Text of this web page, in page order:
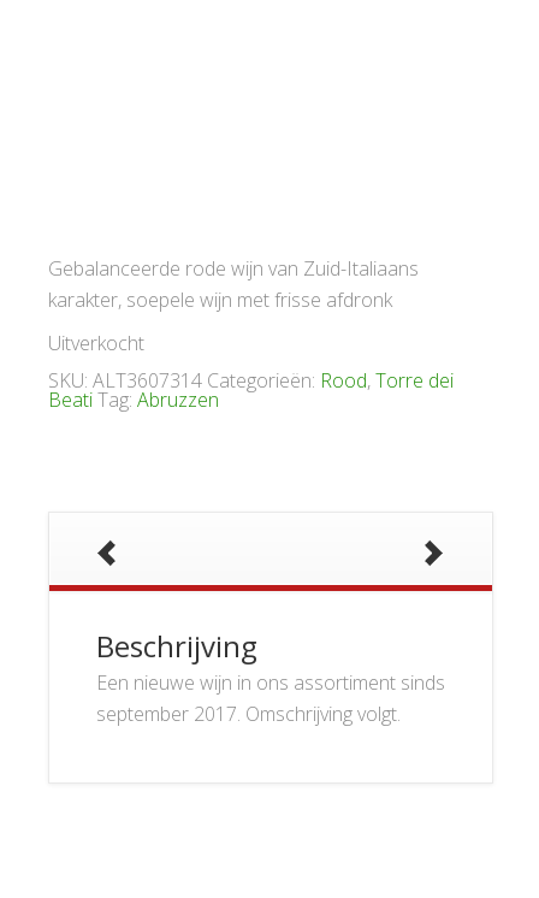
Gebalanceerde rode wijn van Zuid-Italiaans
karakter, soepele wijn met frisse afdronk
Uitverkocht
SKU: ALT3607314 Categorieën: Rood,Torre dei
BeatiTag: Abruzzen
Beschrijving
Een nieuwe wijn in ons assortiment sinds
september 2017. Omschrijving volgt.